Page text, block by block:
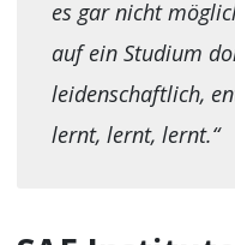
es gar nicht
auf ein Studium
leidenschaftlich,
lernt, lernt, lernt.“